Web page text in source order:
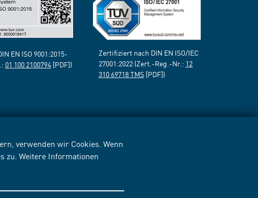
verwenden wir Cookies. Wenn
zu. Weitere Informationen
EN ISO 9001:2015-
01 100 2100794 [PDF])
Zertifiziert nach DIN EN ISO/IEC
27001:2022 (Zert.-Reg.-Nr.: 12
310 69718 TMS [PDF])